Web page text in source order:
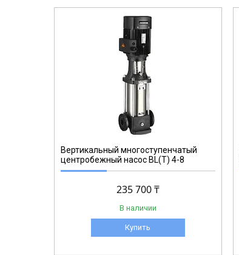
Вертикальный многоступенчатый
центробежный насос BL(T) 4-8
235 700 ₸
В наличии
Купить
14-3-08